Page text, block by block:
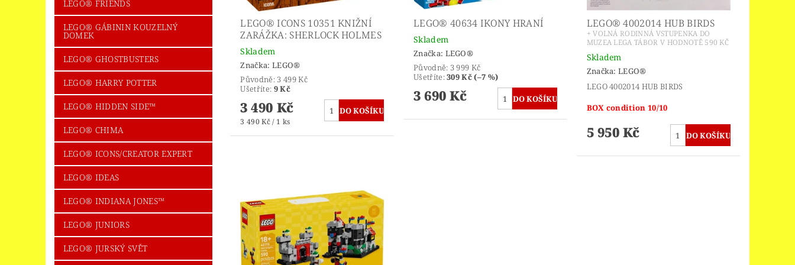
LEGO® FRIENDS
LEGO® GÁBININ KOUZELNÝ
DOMEK
LEGO® GHOSTBUSTERS
LEGO® HARRY POTTER
LEGO® HIDDEN SIDE™
LEGO® CHIMA
LEGO® ICONS/CREATOR EXPERT
LEGO® IDEAS
LEGO® INDIANA JONES™
LEGO® JUNIORS
LEGO® JURSKÝ SVĚT
LEGO® ICONS 10351 KNIŽNÍ
ZARÁŽKA: SHERLOCK HOLMES
Skladem
Značka: LEGO®
Původně: 3 499 Kč
Ušetříte: 9 Kč
3 490 Kč
3 490 Kč / 1 ks
LEGO® 40634 IKONY HRANÍ
Skladem
Značka: LEGO®
Původně: 3 999 Kč
Ušetříte:309 Kč (–7 %)
3 690 Kč
LEGO® 4002014 HUB BIRDS
+ VOLNÁ RODINNÁ VSTUPENKA DO
MUZEA LEGA TÁBOR V HODNOTĚ 590 KČ
Skladem
Značka:LEGO®
LEGO 4002014 HUB BIRDS
BOX condition 10/10
5 950 Kč